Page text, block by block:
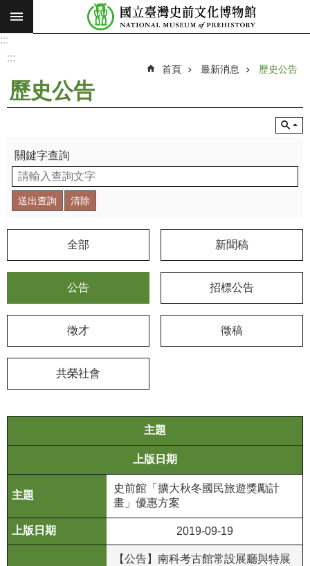
跳到主要內容區塊
搜
願
命
最
新
消
息
觀
覽
認
我
便
服
:::
:::
首頁 最新消息 歷史公告
歷史公告
關鍵字查詢
全部 新聞稿
公告 招標公告
徵才 徵稿
共榮社會
主題
上版日期
史前館「擴大秋冬國民旅遊獎勵計
畫」優惠方案
2019-09-19
【公告】南科考古館常設展廳與特展